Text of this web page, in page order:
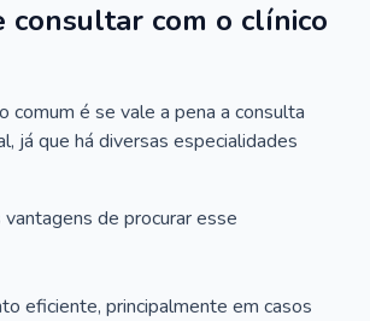
consultar com o clínico
comum é se vale a pena a consulta
já que há diversas especialidades
vantagens de procurar esse
eficiente, principalmente em casos